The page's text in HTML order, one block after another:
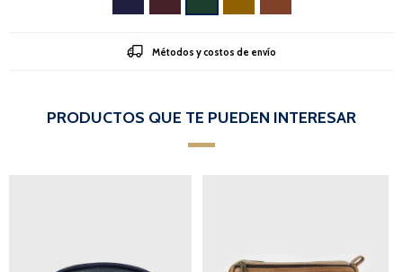
Métodos y costos de envío
PRODUCTOS QUE TE PUEDEN INTERESAR